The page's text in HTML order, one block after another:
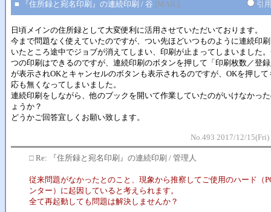
■ 『住所録と宛名印刷』の連続印刷 / 谷 [MAIL] 引
日頃メインの住所録として大変便利に活用させていただいております。
今まで問題なく使えていたのですが、つい先ほどいつものように連続印
いたところ途中でジョブが消えてしまい、印刷が止まってしまいました
つの印刷はできるのですが、連続印刷のボタンを押して「印刷枚数／登
が表示されOKとキャンセルのボタンも表示されるのですが、OKを押して
応も無くなってしまいました。
連続印刷をしながら、他のブックを開いて作業していたのがいけなかっ
ょうか？
どうかご回答宜しくお願い致します。
No.493 2017/12/
□ Re: 『住所録と宛名印刷』の連続印刷 / 管理人
従来問題がなかったとのこと、現象から推察してご使用のハード（
ンター）に起因していると考えられます。
全て再起動しても問題は解決しませんか？